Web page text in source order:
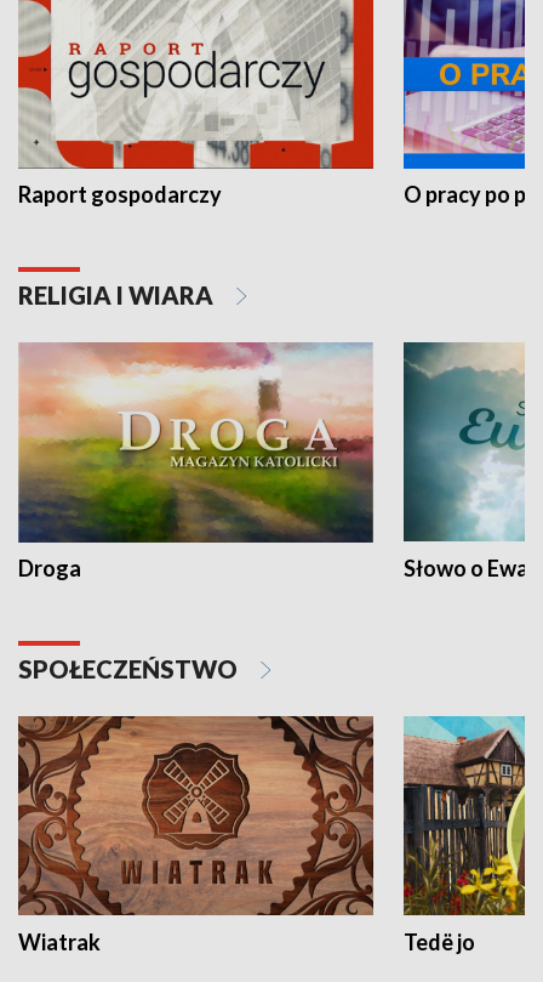
Raport gospodarczy O pracy po
RELIGIA I WIARA
Droga Słowo o
SPOŁECZEŃSTWO
Wiatrak Tedë jo